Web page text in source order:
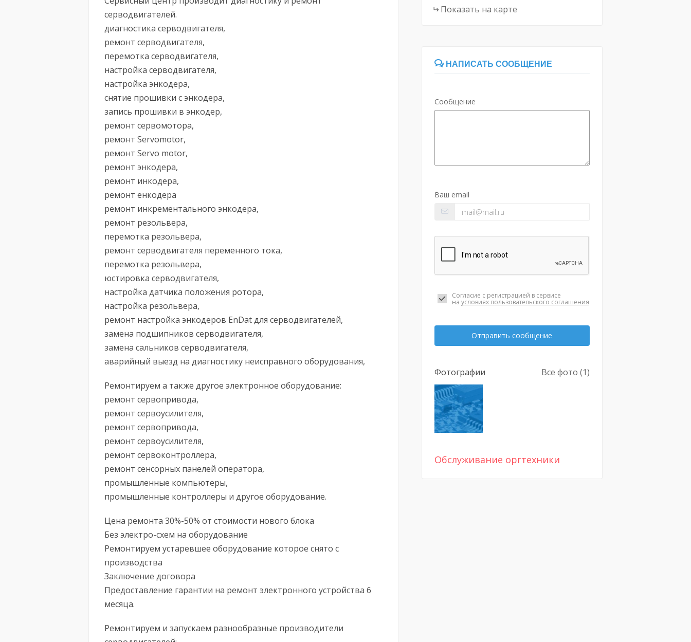
серводвигателей.
диагностика серводвигателя,
ремонт серводвигателя,
перемотка серводвигателя,
настройка серводвигателя,
настройка энкодера,
снятие прошивки с энкодера,
запись прошивки в энкодер,
ремонт сервомотора,
ремонт Servomotor,
ремонт Servo motor,
ремонт энкодера,
ремонт инкодера,
ремонт енкодера
ремонт инкрементального энкодера,
ремонт резольвера,
перемотка резольвера,
ремонт серводвигателя переменного тока,
перемотка резольвера,
юстировка серводвигателя,
настройка датчика положения ротора,
настройка резольвера,
ремонт настройка энкодеров EnDat для серводвигателей,
замена подшипников серводвигателя,
замена сальников серводвигателя,
аварийный выезд на диагностику неисправного оборудования,
Ремонтируем а также другое электронное оборудование:
ремонт сервопривода,
ремонт сервоусилителя,
ремонт сервопривода,
ремонт сервоусилителя,
ремонт сервоконтроллера,
ремонт сенсорных панелей оператора,
промышленные компьютеры,
промышленные контроллеры и другое оборудование.
Цена ремонта 30%-50% от стоимости нового блока
Без электро-схем на оборудование
Ремонтируем устаревшее оборудование которое снято с
производства
Заключение договора
Предоставление гарантии на ремонт электронного устройства 6
месяца.
Ремонтируем и запускаем разнообразные производители
Показать на карте
НАПИСАТЬ СООБЩЕНИЕ
Сообщение
Ваш email
Согласие с регистрацией в сервисе
на условиях пользовательского соглашения
Отправить сообщение
Фотографии Все фото (1)
Обслуживание оргтехники